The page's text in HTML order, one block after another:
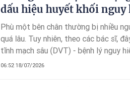
dấu hiệu huyết khối nguy
Phù một bên chân thường bị nhiều
quá lâu. Tuy nhiên, theo các bác sĩ,
tĩnh mạch sâu (DVT) - bệnh lý nguy
mạng nếu không được phát hiện, điều
06:52 18/07/2026